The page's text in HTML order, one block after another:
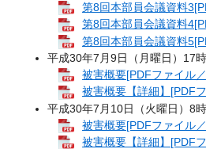
第8回本部員会議資料
第8回本部員会議資料
第8回本部員会議資料
平成30年7月9日（月曜日）17
被害概要[PDFファイル
被害概要【詳細】[PDF
平成30年7月10日（火曜日）8
被害概要[PDFファイル
被害概要【詳細】[PDF